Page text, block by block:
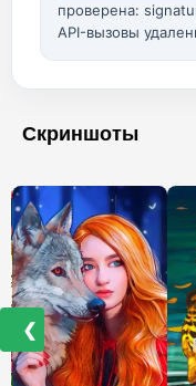
проверена:
API-вызовы
Скриншоты
❮